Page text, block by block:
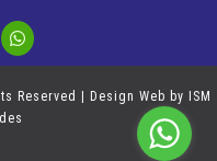
Reserved | Design Web by
ISM